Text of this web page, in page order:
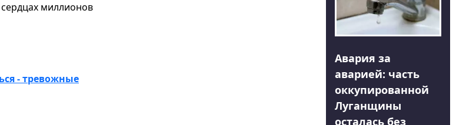
миллионов
- тревожные
Авария за
аварией: часть
оккупированной
Луганщины
осталась без